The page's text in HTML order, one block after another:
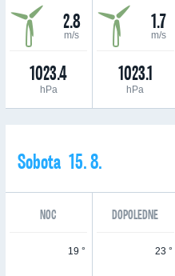
2.8
m/s
1023.4
hPa
1.7
m/s
1023.1
hPa
Sobota 15. 8.
NOC DOPOLEDNE
19 ° 23 °